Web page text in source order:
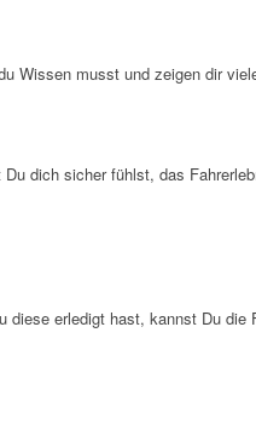
Wissen musst und zeigen dir
dich sicher fühlst, das
diese erledigt hast, kannst Du